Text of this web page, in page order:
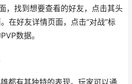
，找到想要查看的好友，点击其头
在好友详情页面，点击“对战”标
数据。